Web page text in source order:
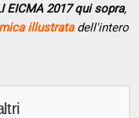
EICMA 2017 qui sopra,
illustratadell'intero